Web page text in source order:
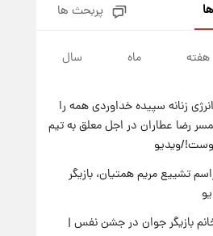
کار استقلال و رامین رضاییان رسما
تمام شد + عکس / خداحافظی
صمیمانه آبی ها با رامین!
۲۳ ساعت پیش
نیامد+عکس
۲۳ ساعت پیش
پروین اعتصامی در دوران نوجوانی؛
اواخر دهه ۱۲۹۰ شمسی
۲۳ ساعت پیش
ظاهر شد
پربحث ها
هفته ماه سال
زنانه سپیده خداوردی همه را
رضا عطاران در اجل معلق به تیم
ویدیو
تشییع مریم همتیان، بازیگر
بازیگر جوان در جشن نفس |